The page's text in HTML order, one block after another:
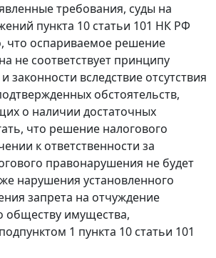
требования, суды на
пункта 10 статьи 101 НК РФ
что оспариваемое решение
не соответствует принципу
законности вследствие отсутствия
обстоятельств,
о наличии достаточных
что решение налогового
к ответственности за
правонарушения не будет
нарушения установленного
запрета на отчуждение
обществу имущества,
подпунктом 1 пункта 10 статьи 101